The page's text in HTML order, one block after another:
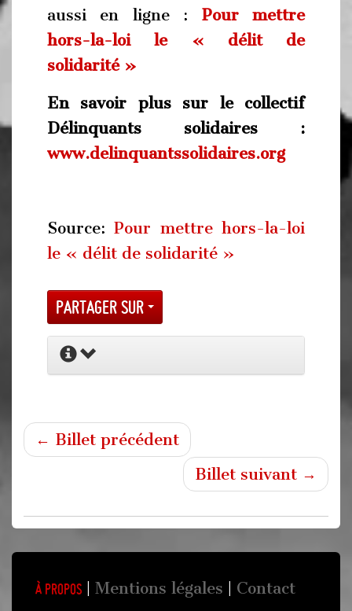
aussi en ligne :
Pour mettre
hors-la-loi le « délit de
solidarité »
En savoir plus sur le collectif
Délinquants solidaires :
www.delinquantssolidaires.org
Source:Pour mettre hors-la-loi
le « délit de solidarité »
Partager sur
← Billet précédent
Billet suivant →
À propos Mentions légales Contact